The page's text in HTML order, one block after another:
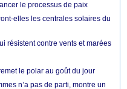
le processus de paix
elles les centrales solaires du
résistent contre vents et marées
le polar au goût du jour
n’a pas de parti, montre un